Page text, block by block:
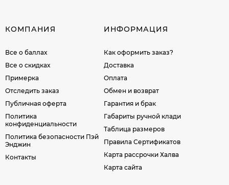
КОМПАНИЯ
Все о баллах
Все о скидках
Примерка
Отследить заказ
Публичная оферта
Политика
конфиденциальности
Политика безопасности Пэй
Энджин
Контакты
ИНФОРМАЦИЯ
Как оформить заказ?
Доставка
Оплата
Обмен и возврат
Гарантия и брак
Габариты ручной клади
Таблица размеров
Правила Сертификатов
Карта рассрочки Халва
Карта сайта